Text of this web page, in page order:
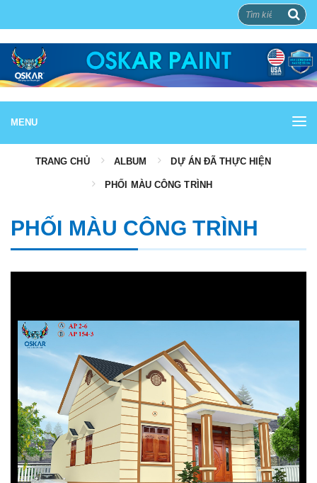
MENU
TRANG CHỦ ALBUM DỰ ÁN ĐÃ THỰC HIỆN
PHỐI MÀU CÔNG TRÌNH
PHỐI MÀU CÔNG TRÌNH